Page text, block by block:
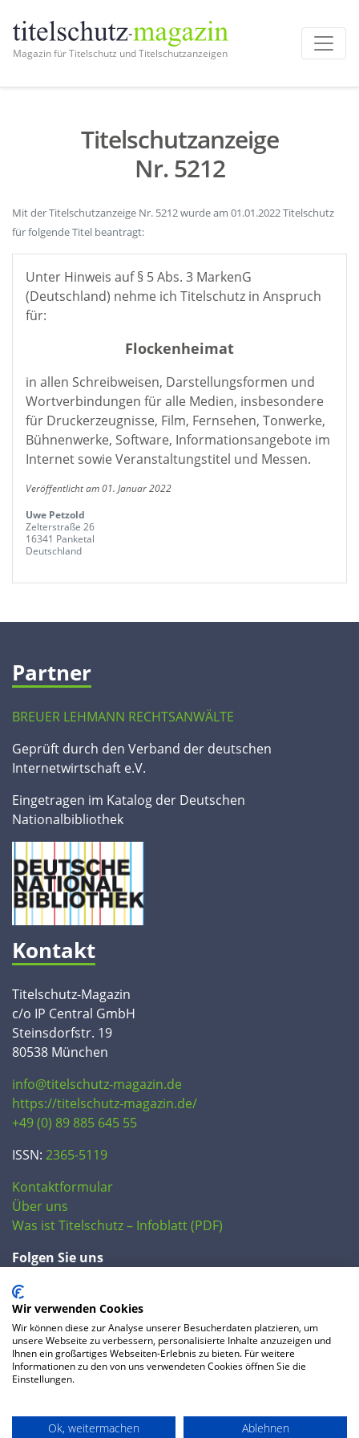
Magazin für Titelschutz und Titelschutzanzeigen
Titelschutzanzeige
Nr. 5212
Mit der Titelschutzanzeige Nr. 5212 wurde am 01.01.2022 Titelschutz
für folgende Titel beantragt:
Unter Hinweis auf § 5 Abs. 3 MarkenG
(Deutschland) nehme ich Titelschutz in Anspruch
für:
Flockenheimat
in allen Schreibweisen, Darstellungsformen und
Wortverbindungen für alle Medien, insbesondere
für Druckerzeugnisse, Film, Fernsehen, Tonwerke,
Bühnenwerke, Software, Informationsangebote im
Internet sowie Veranstaltungstitel und Messen.
Veröffentlicht am 01. Januar 2022
Uwe Petzold
Zelterstraße 26
16341 Panketal
Deutschland
Partner
BREUER LEHMANN RECHTSANWÄLTE
Geprüft durch den Verband der deutschen
Internetwirtschaft e.V.
Eingetragen im Katalog der Deutschen
Nationalbibliothek
Kontakt
Titelschutz-Magazin
c/o IP Central GmbH
Steinsdorfstr. 19
80538 München
info@titelschutz-magazin.de
https://titelschutz-magazin.de/
+49 (0) 89 885 645 55
ISSN: 2365-5119
Kontaktformular
Über uns
Was ist Titelschutz – Infoblatt (PDF)
Folgen Sie uns
FAQ
Datenschutzerklärung AGB Preise
Wir verwenden Cookies
Wir können diese zur Analyse unserer Besucherdaten platzieren, um
unsere Webseite zu verbessern, personalisierte Inhalte anzuzeigen und
Ihnen ein großartiges Webseiten-Erlebnis zu bieten. Für weitere
Informationen zu den von uns verwendeten Cookies öffnen Sie die
Einstellungen.
Ok, weitermachen Ablehnen